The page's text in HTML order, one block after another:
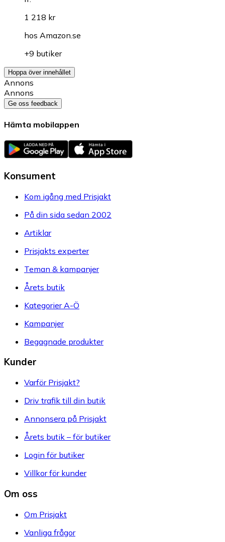
1 218 kr
hos Amazon.se
+9 butiker
Hoppa över innehållet
Annons
Annons
Ge oss feedback
Hämta mobilappen
Konsument
Kom igång med Prisjakt
På din sida sedan 2002
Artiklar
Prisjakts experter
Teman & kampanjer
Årets butik
Kategorier A-Ö
Kampanjer
Begagnade produkter
Kunder
Varför Prisjakt?
Driv trafik till din butik
Annonsera på Prisjakt
Årets butik – för butiker
Login för butiker
Villkor för kunder
Om oss
Om Prisjakt
Vanliga frågor